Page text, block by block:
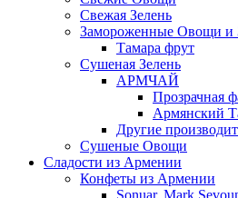
Свежая Зелень
Замороженные Овощи и
Тамара фрут
Сушеная Зелень
АРМЧАЙ
Прозрачная
Армянский
Другие
Сушеные Овощи
Сладости из Армении
Конфеты из Армении
Sonuar. Mark